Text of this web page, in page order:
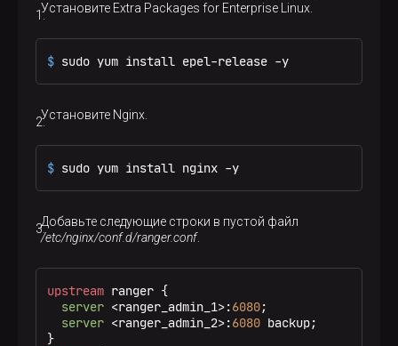
Установите Extra Packages for Enterprise Linux.
$ sudo yum install epel-release -y
Установите Nginx.
$ sudo yum install nginx -y
Добавьте следующие строки в пустой файл
/etc/nginx/conf.d/ranger.conf.
upstream ranger {
server <ranger_admin_1>:6080;
server <ranger_admin_2>:6080 backup;